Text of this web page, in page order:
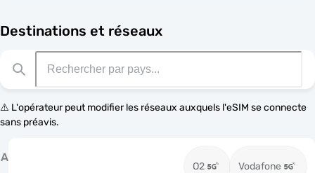
Destinations et réseaux
⚠️ L'opérateur peut modifier les réseaux auxquels l'eSIM se connecte
sans préavis.
A
O2 Vodafone